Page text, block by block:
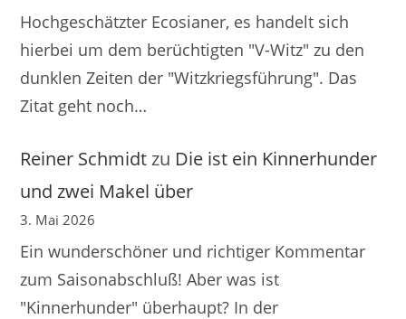
Hochgeschätzter Ecosianer, es handelt sich
hierbei um dem berüchtigten "V-Witz" zu den
dunklen Zeiten der "Witzkriegsführung". Das
Zitat geht noch…
Reiner Schmidtzu Die ist ein Kinnerhunder
und zwei Makel über
3. Mai 2026
Ein wunderschöner und richtiger Kommentar
zum Saisonabschluß! Aber was ist
"Kinnerhunder" überhaupt? In der